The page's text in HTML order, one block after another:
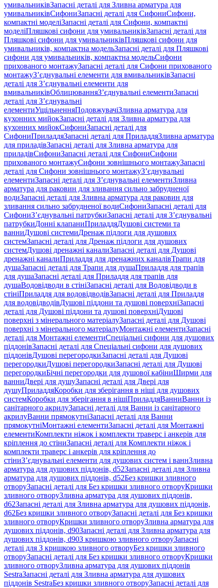
умивальниківЗапасні деталі для Зливна арматура для
умивальниківСифониЗапасні деталі для СифониСифони,
компактні моделіЗапасні деталі для Сифони, компактні
моделіПляшкові сифони для умивальниківЗапасні деталі для
Пляшкові сифони для умивальниківПляшкові сифони для
умивальників, компактна модельЗапасні деталі для Пляшкові
сифони для умивальників, компактна модельСифони
прихованого монтажуЗапасні деталі для Сифони прихованого
монтажуЗ’єднувальні елементи для вмивальниківЗапасні
деталі для З’єднувальні елементи для
вмивальниківОблицюванняЗ’єднувальні елементиЗапасні
деталі для З’єднувальні
елементиУщільненняПодовжувачіЗливна арматура для
кухонних мийокЗапасні деталі для Зливна арматура для
кухонних мийокСифониЗапасні деталі для
СифониПриладдяЗапасні деталі для ПриладдяЗливна арматура
для приладівЗапасні деталі для Зливна арматура для
приладівСифониЗапасні деталі для СифониСифони
прихованого монтажуСифони зовнішнього монтажуЗапасні
деталі для Сифони зовнішнього монтажуЗ’єднувальні
елементиЗапасні деталі для З’єднувальні елементиЗливна
арматура для раковин для зливання сильно забрудненої
водиЗапасні деталі для Зливна арматура для раковин для
зливання сильно забрудненої водиСифониЗапасні деталі для
СифониЗ’єднувальні патрубкиЗапасні деталі для З’єднувальні
патрубкиДонні клапаниПриладдяДушові системи та
ванниДушові системиДренаж підлоги для душових
системЗапасні деталі для Дренаж підлоги для душових
системДушові дренажні каналиЗапасні деталі для Душові
дренажні каналиПриладдя для дренажних каналівТрапи для
душаЗапасні деталі для Трапи для душаПриладдя для трапів
для душаЗапасні деталі для Приладдя для трапів для
душаВодовідводи в стініЗапасні деталі для Водовідводи в
стініПриладдя для водовідводівЗапасні деталі для Приладдя
для водовідводівДушові піддони та душові поверхніЗапасні
деталі для Душові піддони та душові поверхніДушові
поверхні з мінерального матеріалуЗапасні деталі для Душові
поверхні з мінерального матеріалуМонтажні елементиЗапасні
деталі для Монтажні елементиСпеціальні сифони для душових
піддонівЗапасні деталі для Спеціальні сифони для душових
піддонівДушові перегородкиЗапасні деталі для Душові
перегородкиДушові перегородкиЗапасні деталі для Душові
перегородкиБічні перегородки для душової кабіниШирми для
ванниДвері для душуЗапасні деталі для Двері для
душуПриладдяКоробки для зберігання в ніші для душових
системКоробки для зберігання в нішіПриладдяВанниВанни із
санітарного акрилуЗапасні деталі для Ванни із санітарного
акрилуВанни прямокутніЗапасні деталі для Ванни
прямокутніМонтажні елементиЗапасні деталі для Монтажні
елементиКомплекти ніжок і комплекти траверс і анкерів для
кріплення до стіниЗапасні деталі для Комплекти ніжок і
комплекти траверс і анкерів для кріплення до
стіниЗ’єднувальні елементи для душових систем і ваннЗливна
арматура для душових піддонів, d52Запасні деталі для Зливна
арматура для душових піддонів, d52Без кришки зливного
отворуЗапасні деталі для Без кришки зливного отворуКришки
зливного отворуЗливна арматура для душових піддонів,
d62Запасні деталі для Зливна арматура для душових піддонів,
d62Без кришки зливного отворуЗапасні деталі для Без кришки
зливного отворуКришки зливного отворуЗливна арматура для
душових піддонів, d90Запасні деталі для Зливна арматура для
душових піддонів, d90З кришкою зливного отворуЗапасні
деталі для З кришкою зливного отворуБез кришки зливного
отворуЗапасні деталі для Без кришки зливного отворуКришки
зливного отворуЗливна арматура для душових піддонів
SestraЗапасні деталі для Зливна арматура для душових
піддонів SestraБез кришки зливного отворуЗапасні деталі для